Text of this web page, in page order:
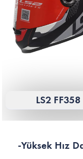
LS2 FF358
-Yüksek Hız